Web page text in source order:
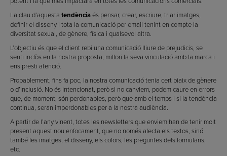
La clau d’aquesta tendènciaés pensar, crear, escriure, triar imatges,
definir el disseny i tota la comunicació per email tenint en compte la
diversitat sexual, de gènere, física i qualsevol altra.
L’objectiu és que el client rebi una comunicació lliure de prejudicis, se
senti inclòs en la nostra proposta, millori la seva vinculació amb la marca i
ens presti atenció.
Probablement, fins fa poc, la nostra comunicació tenia cert biaix de gènere
o d’inclusió. No és intencionat, però si no canviem, podem caure en errors
que, de moment, són perdonables, però que amb el temps i si la tendència
continua, seran imperdonables per a la nostra audiència.
A partir de l’any vinent, totes les newsletters que enviem han de tenir molt
present aquest nou enfocament, que no només afecta els textos, sinó
també les imatges, el disseny, els colors, les preguntes dels formularis,
etc.